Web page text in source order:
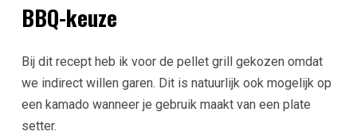
BBQ-keuze
Bij dit recept heb ik voor de pellet grill gekozen omdat
we indirect willen garen. Dit is natuurlijk ook mogelijk op
een kamado wanneer je gebruik maakt van een plate
setter.